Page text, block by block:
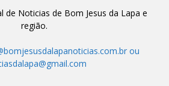
de Noticias de Bom Jesus da Lapa e
região.
ou